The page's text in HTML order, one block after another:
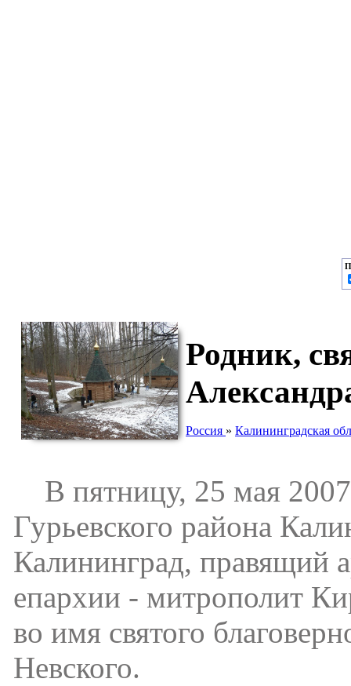
Родник,
Россия » Калининградская
В пятницу, 25 мая 2007
Гурьевского района
Калининград, правящий
епархии - митрополит
во имя святого
Невского.